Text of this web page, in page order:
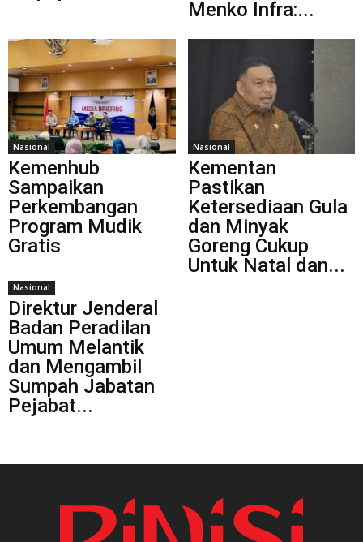
Menko Infra:...
Nasional
Kemenhub
Sampaikan
Perkembangan
Program Mudik
Gratis
Nasional
Kementan
Pastikan
Ketersediaan Gula
dan Minyak
Goreng Cukup
Untuk Natal dan...
Nasional
Direktur Jenderal
Badan Peradilan
Umum Melantik
dan Mengambil
Sumpah Jabatan
Pejabat...